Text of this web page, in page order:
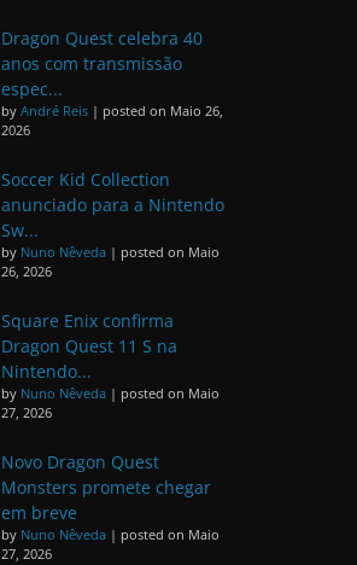
Dragon Quest celebra 40
anos com transmissão
espec...
by André Reis | posted on Maio 26,
2026
Soccer Kid Collection
anunciado para a Nintendo
Sw...
by Nuno Nêveda | posted on Maio
26, 2026
Square Enix confirma
Dragon Quest 11 S na
Nintendo...
by Nuno Nêveda | posted on Maio
27, 2026
Novo Dragon Quest
Monsters promete chegar
em breve
by Nuno Nêveda | posted on Maio
27, 2026